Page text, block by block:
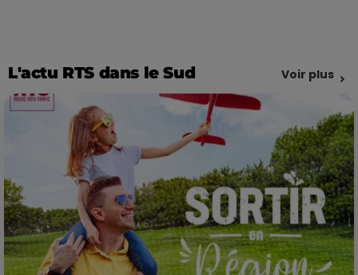
L'actu RTS dans le Sud Voir plus